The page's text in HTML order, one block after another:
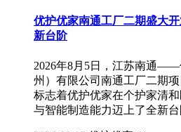
优护优家南通工厂二期盛大
新台阶
2026年8月5日，江苏南通
州）有限公司南通工厂二期
标志着优护优家在个护家清
与智能制造能力迈上了全新台